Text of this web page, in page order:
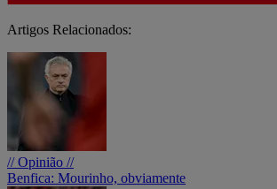
Artigos Relacionados:
// Opinião //
Benfica: Mourinho, obviamente